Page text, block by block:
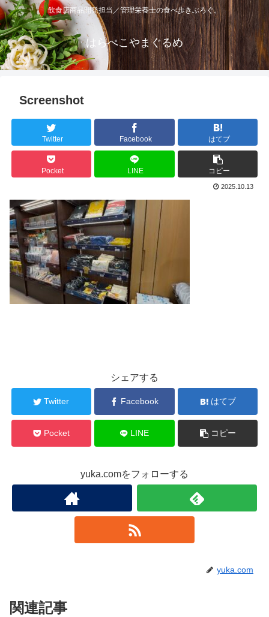
飲食店商品開発担当／管理栄養士の食べ歩きぶろぐ。
はらぺこやまぐるめ
Screenshot
Twitter Facebook はてブ
Pocket LINE コピー
2025.10.13
シェアする
Twitter Facebook はてブ
Pocket LINE コピー
yuka.comをフォローする
yuka.com
関連記事